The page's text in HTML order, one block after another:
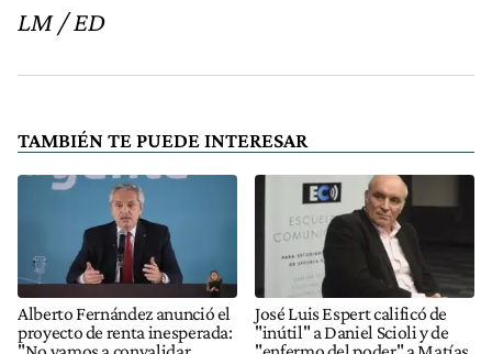
LM / ED
TAMBIÉN TE PUEDE INTERESAR
Alberto Fernández anunció el
proyecto de renta inesperada:
José Luis Espert calificó de
"inútil" a Daniel Scioli y de